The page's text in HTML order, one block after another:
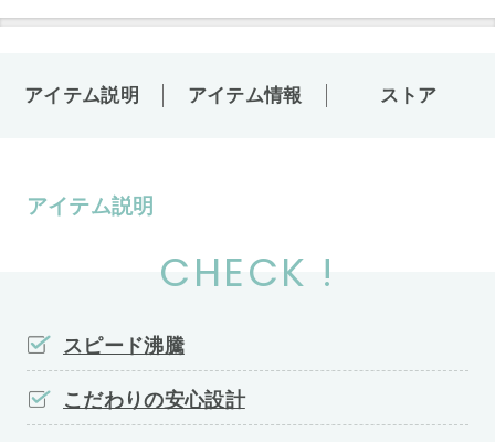
アイテム説明 アイテム情報 ストア
アイテム説明
CHECK !
スピード沸騰
こだわりの安心設計